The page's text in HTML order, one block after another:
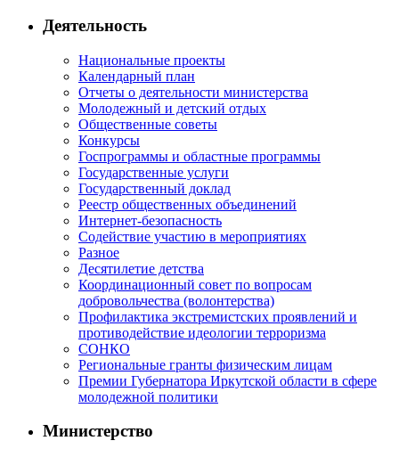
Деятельность
Национальные проекты
Календарный план
Отчеты о деятельности министерства
Молодежный и детский отдых
Общественные советы
Конкурсы
Госпрограммы и областные программы
Государственные услуги
Государственный доклад
Реестр общественных объединений
Интернет-безопасность
Содействие участию в мероприятиях
Разное
Десятилетие детства
Координационный совет по вопросам
добровольчества (волонтерства)
Профилактика экстремистских проявлений и
противодействие идеологии терроризма
СОНКО
Региональные гранты физическим лицам
Премии Губернатора Иркутской области в сфере
молодежной политики
Министерство